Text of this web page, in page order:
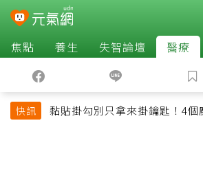
焦點 養生 失智論壇 醫療
快訊
黏貼掛勾別只拿來掛鑰匙！4個